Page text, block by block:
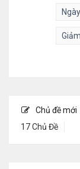
Chủ đề mới
17 Chủ Đề